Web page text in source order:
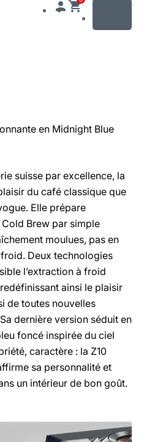
en Midnight Blue
suisse par excellence, la
du café classique que
Elle prépare
Brew par simple
moulues, pas en
Deux technologies
l’extraction à froid
ainsi le plaisir
de toutes nouvelles
dernière version séduit en
foncé inspirée du ciel
caractère : la Z10
sa personnalité et
un intérieur de bon goût.